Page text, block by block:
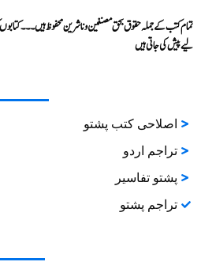
تمام کتب کے جملہ حقوق بحق مصنفین و ناشرین محفوظ ہیں۔۔۔ کتابوں
لیے پیش کی جاتی ہیں
اصلاحی کتب پشتو
تراجم اردو
پشتو تفاسیر
تراجم پشتو